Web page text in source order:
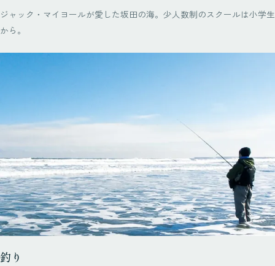
ジャック・マイヨールが愛した坂田の海。少人数制のスクールは小学生
から。
釣り